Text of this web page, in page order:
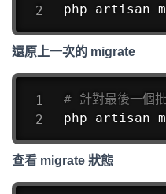
php artisan
還原上一次的 migrate
# 針對最後一個
php artisan
查看 migrate 狀態